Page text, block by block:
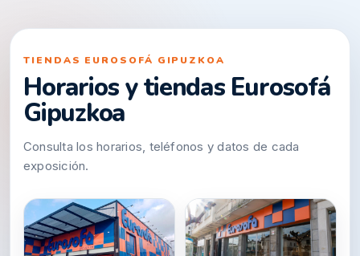
TIENDAS EUROSOFÁ GIPUZKOA
Horarios y tiendas Eurosofá
Gipuzkoa
Consulta los horarios, teléfonos y datos de cada
exposición.